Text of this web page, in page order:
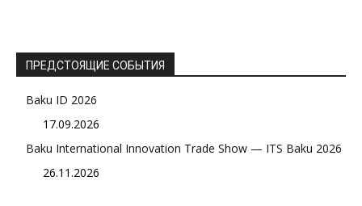
ПРЕДСТОЯЩИЕ СОБЫТИЯ
Baku ID 2026
17.09.2026
Baku International Innovation Trade Show — ITS Baku 2026
26.11.2026